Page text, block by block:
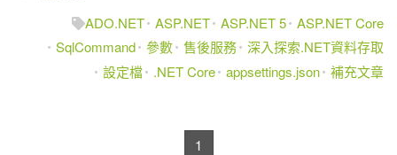
ADO.NET ASP.NET ASP.NET 5 ASP.NET Core
SqlCommand
參數 售後服務 深入探索.NET資料存取
設定檔
.NET Core appsettings.json 補充文章
1